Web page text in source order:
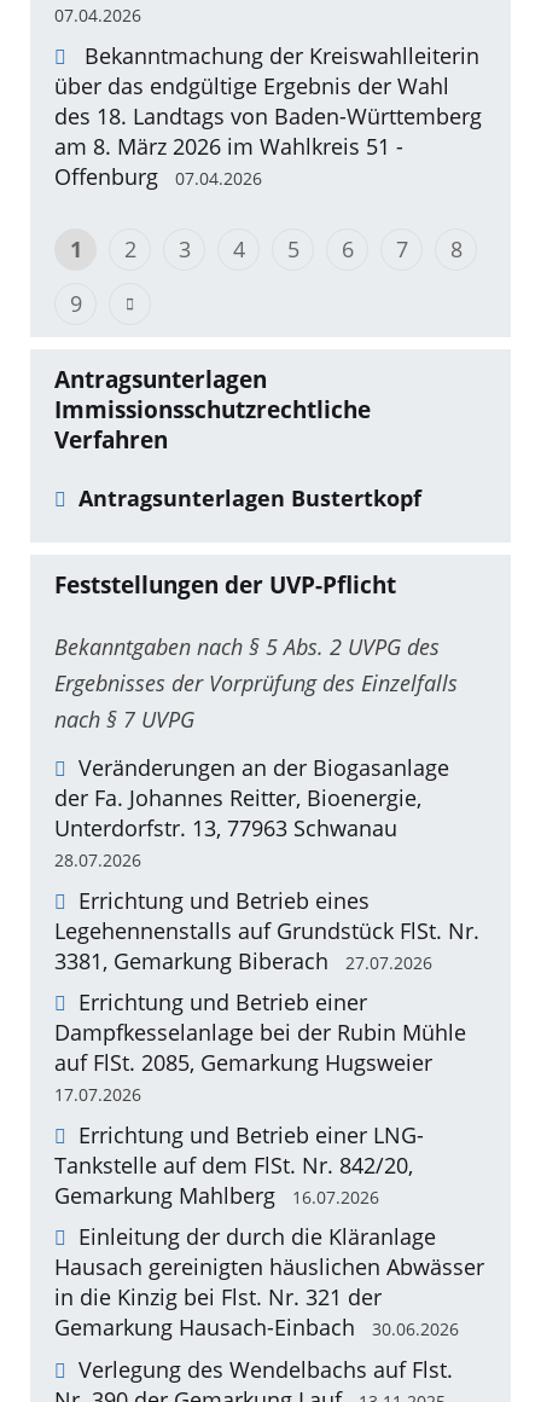
07.04.2026
Bekanntmachung der Kreiswahlleiterin
über das endgültige Ergebnis der Wahl
des 18. Landtags von Baden-Württemberg
am 8. März 2026 im Wahlkreis 51 -
Offenburg
07.04.2026
1 2 3 4 5 6 7
8
9
Antragsunterlagen
Immissionsschutzrechtliche
Verfahren
Antragsunterlagen Bustertkopf
Feststellungen der UVP-Pflicht
Bekanntgaben nach § 5 Abs. 2 UVPG des
Ergebnisses der Vorprüfung des Einzelfalls
nach § 7 UVPG
Veränderungen an der Biogasanlage
der Fa. Johannes Reitter, Bioenergie,
Unterdorfstr. 13, 77963 Schwanau
28.07.2026
Errichtung und Betrieb eines
Legehennenstalls auf Grundstück FlSt. Nr.
3381, Gemarkung Biberach
27.07.2026
Errichtung und Betrieb einer
Dampfkesselanlage bei der Rubin Mühle
auf FlSt. 2085, Gemarkung Hugsweier
17.07.2026
Errichtung und Betrieb einer LNG-
Tankstelle auf dem FlSt. Nr. 842/20,
Gemarkung Mahlberg
16.07.2026
Einleitung der durch die Kläranlage
Hausach gereinigten häuslichen Abwässer
in die Kinzig bei Flst. Nr. 321 der
Gemarkung Hausach-Einbach
30.06.2026
Verlegung des Wendelbachs auf Flst.